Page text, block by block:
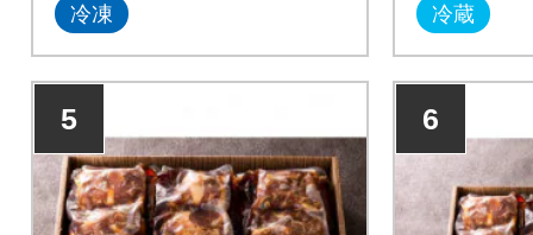
冷凍 冷蔵
5 6